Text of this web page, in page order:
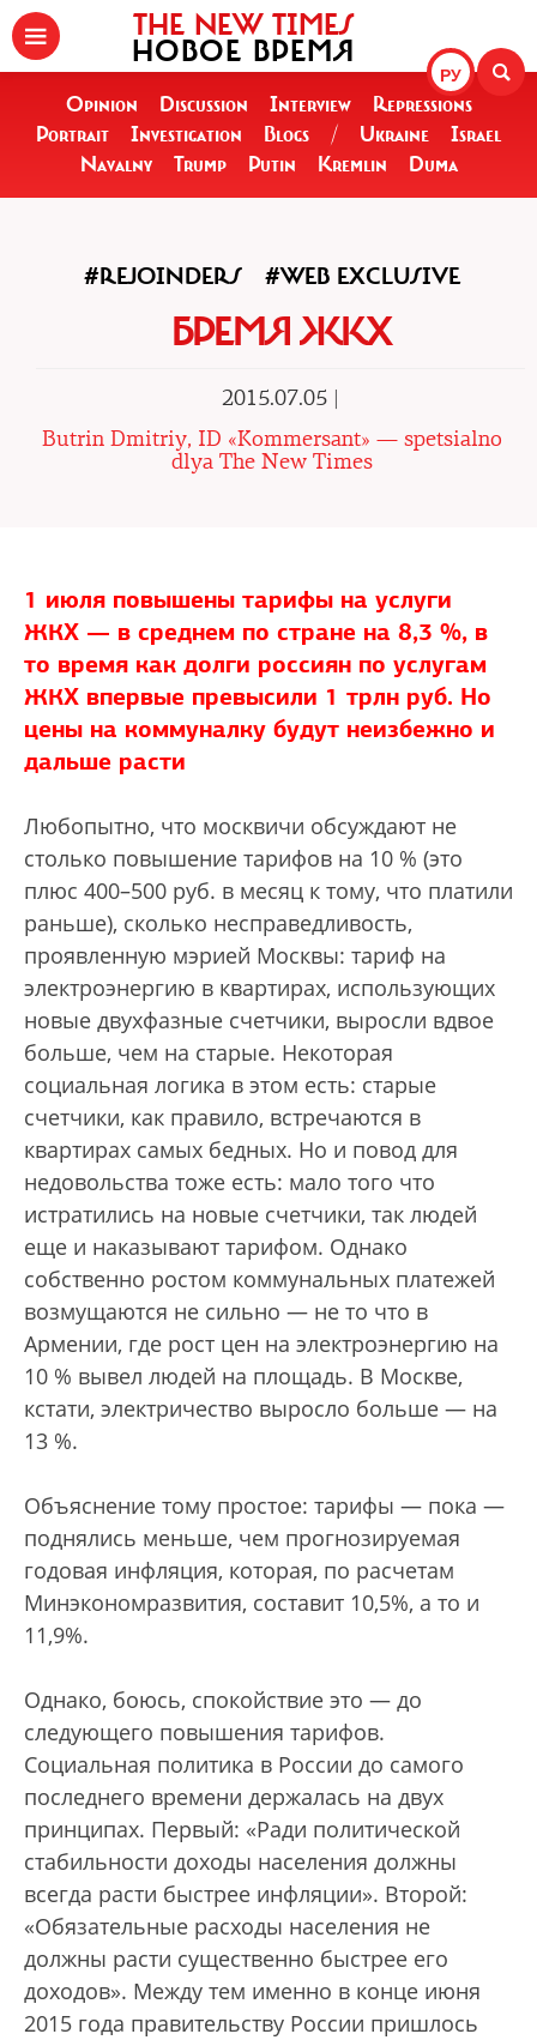
РУ
THE NEW TIMES
НОВОЕ ВРЕМЯ
Opinion Discussion Interview
Repressions
Portrait
Investigation Blogs / Ukraine
Israel
Navalny
Trump Putin Kremlin Duma
#REJOINDERS #WEB EXCLUSIVE
БРЕМЯ ЖКХ
2015.07.05 |
Butrin Dmitriy, ID «Kommersant» — spetsialno
dlya The New Times
1 июля повышены тарифы на услуги
ЖКХ — в среднем по стране на 8,3 %, в
то время как долги россиян по услугам
ЖКХ впервые превысили 1 трлн руб. Но
цены на коммуналку будут неизбежно и
дальше расти
Любопытно, что москвичи обсуждают не
столько повышение тарифов на 10 % (это
плюс 400–500 руб. в месяц к тому, что платили
раньше), сколько несправедливость,
проявленную мэрией Москвы: тариф на
электроэнергию в квартирах, использующих
новые двухфазные счетчики, выросли вдвое
больше, чем на старые. Некоторая
социальная логика в этом есть: старые
счетчики, как правило, встречаются в
квартирах самых бедных. Но и повод для
недовольства тоже есть: мало того что
истратились на новые счетчики, так людей
еще и наказывают тарифом. Однако
собственно ростом коммунальных платежей
возмущаются не сильно — не то что в
Армении, где рост цен на электроэнергию на
10 % вывел людей на площадь. В Москве,
кстати, электричество выросло больше — на
13 %.
Объяснение тому простое: тарифы — пока —
поднялись меньше, чем прогнозируемая
годовая инфляция, которая, по расчетам
Минэкономразвития, составит 10,5%, а то и
11,9%.
Однако, боюсь, спокойствие это — до
следующего повышения тарифов.
Социальная политика в России до самого
последнего времени держалась на двух
принципах. Первый: «Ради политической
стабильности доходы населения должны
всегда расти быстрее инфляции». Второй:
«Обязательные расходы населения не
должны расти существенно быстрее его
доходов». Между тем именно в конце июня
2015 года правительству России пришлось